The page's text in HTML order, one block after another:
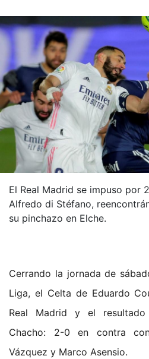
El Real Madrid se impuso por
Alfredo di Stéfano,
su pinchazo en Elche.
Cerrando la jornada de
Liga, el Celta de Eduardo
Real Madrid y el
Chacho: 2-0 en contra
Vázquez y Marco Asensio.